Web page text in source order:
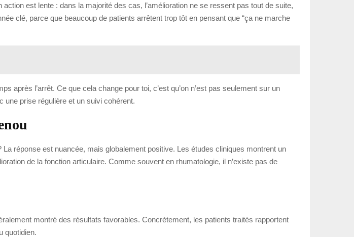
action est lente : dans la majorité des cas, l’amélioration ne se ressent pas tout de suite,
clé, parce que beaucoup de patients arrêtent trop tôt en pensant que “ça ne marche
après l’arrêt. Ce que cela change pour toi, c’est qu’on n’est pas seulement sur un
une prise régulière et un suivi cohérent.
réponse est nuancée, mais globalement positive. Les études cliniques montrent un
de la fonction articulaire. Comme souvent en rhumatologie, il n’existe pas de
montré des résultats favorables. Concrètement, les patients traités rapportent
quotidien.